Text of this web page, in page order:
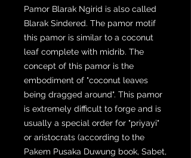
Pamor Blarak Ngirid is also called
Blarak Sindered. The pamor motif
this pamor is similar to a coconut
leaf complete with midrib. The
concept of this pamor is the
embodiment of "coconut leaves
being dragged around". This pamor
is extremely difficult to forge and is
usually a special order for "priyayi"
or aristocrats (according to the
Pakem Pusaka Duwung book, Sabet,